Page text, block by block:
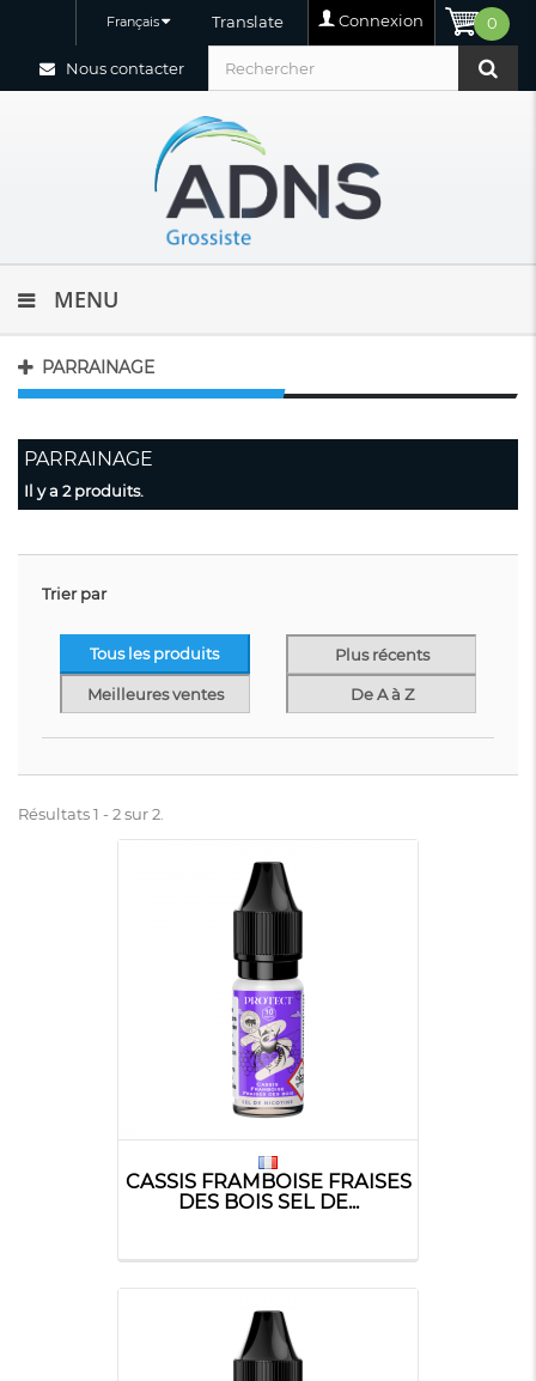
0
Connexion
Translate
Français
Nous contacter
MENU
PARRAINAGE
PARRAINAGE
Il y a 2 produits.
Trier par
Tous les produits Plus récents
Meilleures ventes De A à Z
Résultats 1 - 2 sur 2.
CASSIS FRAMBOISE FRAISES
DES BOIS SEL DE...